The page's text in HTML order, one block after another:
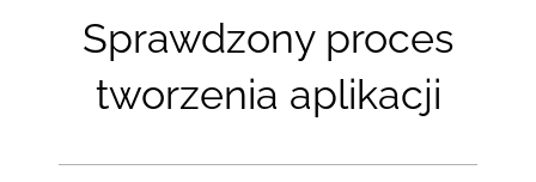
Sprawdzony proces
tworzenia aplikacji